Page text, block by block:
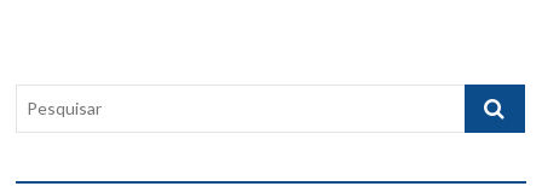
ã
o
t
:
:
q